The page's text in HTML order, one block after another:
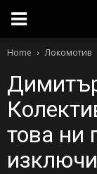
Home Локомотив
това ни